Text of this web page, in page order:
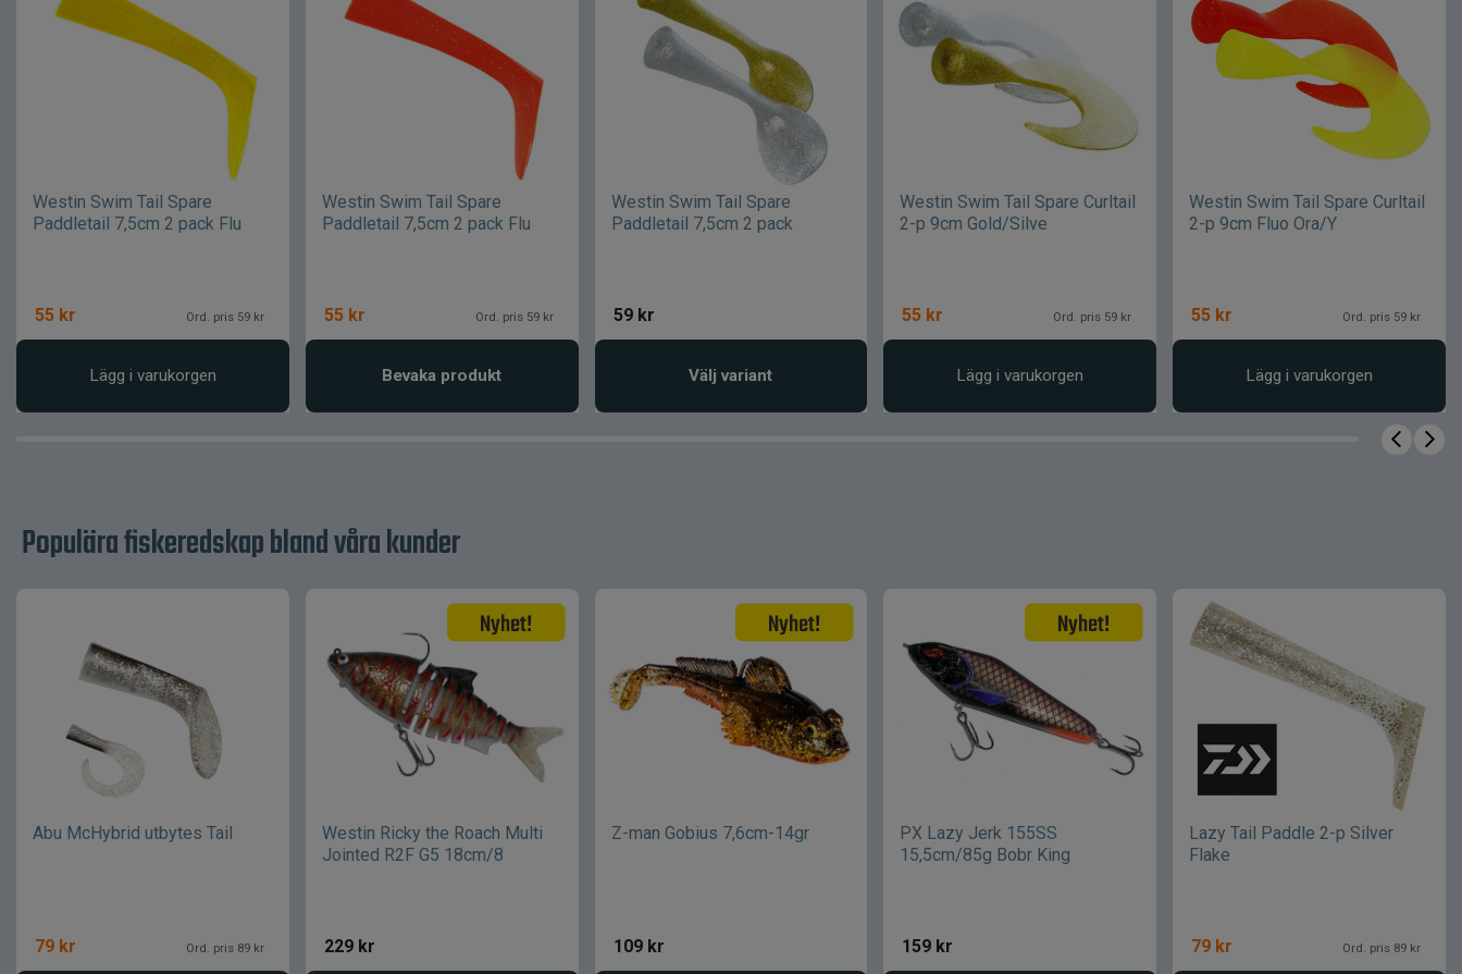
Westin Swim Tail Spare
Paddletail 7,5cm 2 pack Flu
55 kr Ord. pris 59 kr
Lägg i varukorgen
Westin Swim Tail Spare
Paddletail 7,5cm 2 pack Flu
55 kr Ord. pris 59 kr
Bevaka produkt
Westin Swim Tail Spare
Paddletail 7,5cm 2 pack
59 kr
Välj variant
Westin Swim Tail Spare Curltail
2-p 9cm Gold/Silve
55 kr Ord. pris 59 kr
Lägg i varukorgen
Westin Swim Tail Spare Curltail
2-p 9cm Fluo Ora/Y
55 kr Ord. pris 59 kr
Lägg i varukorgen
Populära fiskeredskap bland våra kunder
Abu McHybrid utbytes Tail
79 kr Ord. pris 89 kr
Westin Ricky the Roach Multi
Jointed R2F G5 18cm/8
229 kr
Z-man Gobius 7,6cm-14gr
109 kr
PX Lazy Jerk 155SS
15,5cm/85g Bobr King
159 kr
Lazy Tail Paddle 2-p Silver
Flake
79 kr Ord. pris 89 kr